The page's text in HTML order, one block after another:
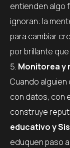
entienden algo
ignoran: la
para cambiar
por brillante
Monitorea y
Cuando
con datos, con
construye
educativo y
eduquen paso